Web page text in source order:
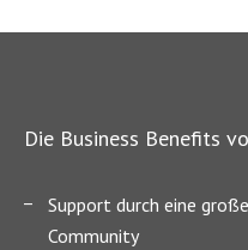
Die Business Benefits
Support durch eine
Community